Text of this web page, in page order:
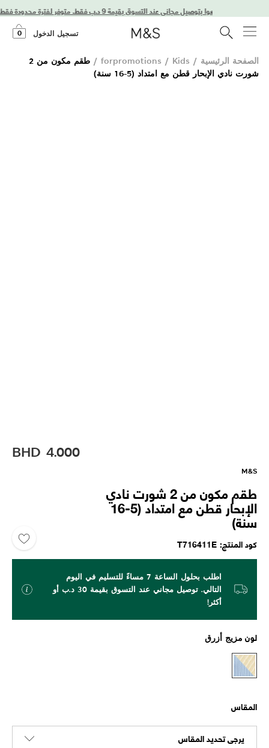
تسجيل الدخول 0
الصفحة الرئيسية /
forpromotions / Kids
/
طقم مكون من 2
شورت نادي الإبحار قطن مع امتداد (5-16 سنة)
BHD 4.000
M&S
طقم مكون من 2 شورت نادي
الإبحار قطن مع امتداد (5-16
سنة)
كود المنتج T716411E
اطلب بحلول الساعة 7 مساءً للتسليم في اليوم
التالي. توصيل مجاني عند التسوق بقيمة 30 د.ب أو
أكثر!
لون مزيج أزرق
المقاس
يرجى تحديد المقاس